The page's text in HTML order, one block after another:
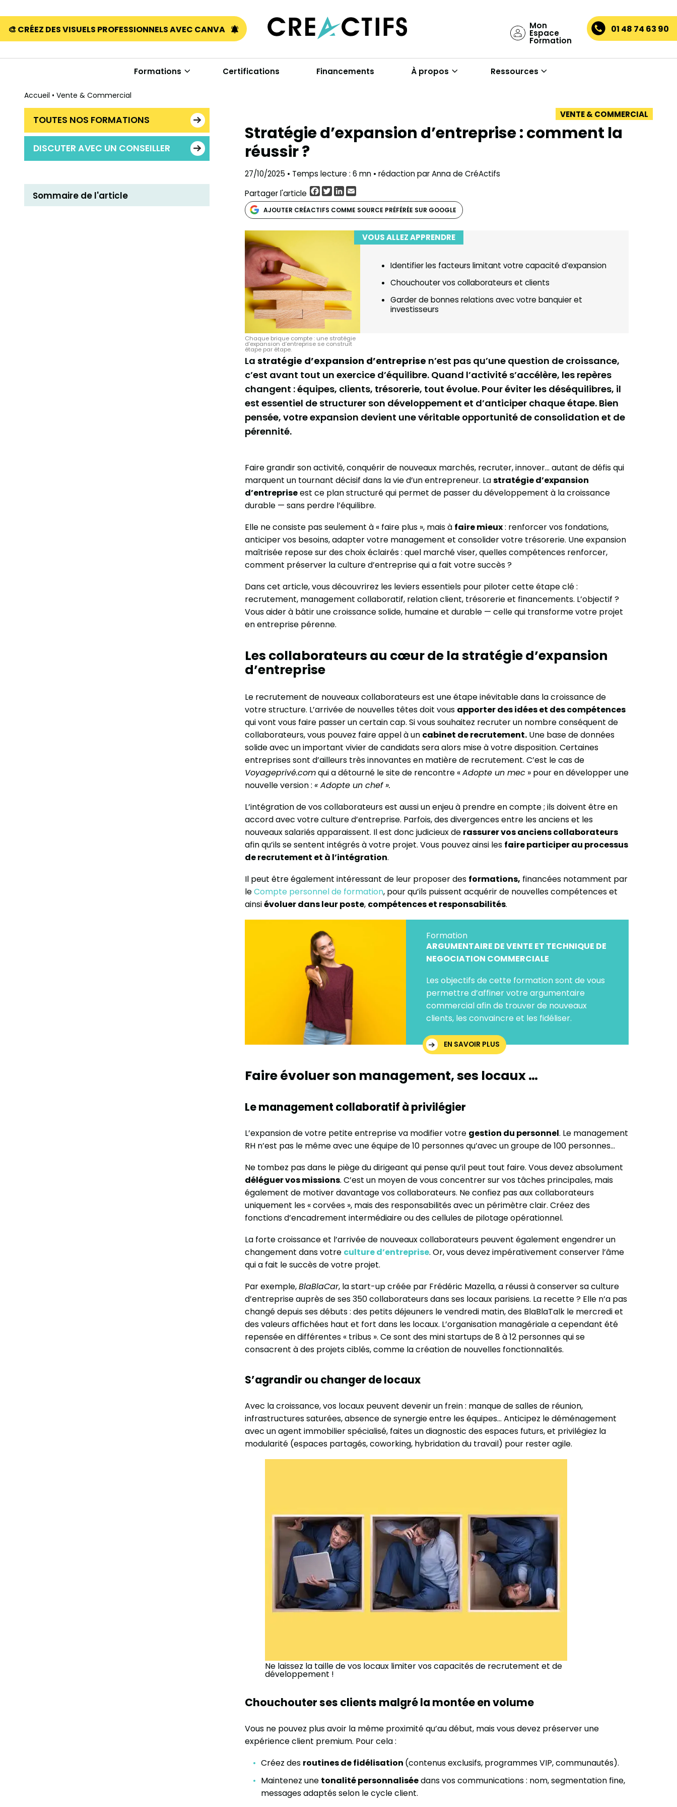
Mon
Espace
Formation
01 48 74 63 90
🎨 CRÉEZ DES VISUELS PROFESSIONNELS AVEC CANVA
Formations Certifications Financements À propos Ressources
Accueil • Vente & Commercial
TOUTES NOS FORMATIONS
DISCUTER AVEC UN CONSEILLER
Sommaire de l'article
Stratégie d’expansion d’entreprise : comment la
réussir ?
VENTE & COMMERCIAL
27/10/2025 • Temps lecture : 6 mn • rédaction par Anna de CréActifs
Partager l'article
Facebook
TwitterLinkedIn
AJOUTER CRÉACTIFS COMME SOURCE PRÉFÉRÉE SUR GOOGLE
Chaque brique compte : une stratégie
d’expansion d’entreprise se construit
étape par étape.
VOUS ALLEZ APPRENDRE
Identifier les facteurs limitant votre capacité d’expansion
Chouchouter vos collaborateurs et clients
Garder de bonnes relations avec votre banquier et
investisseurs
La stratégie d’expansion d’entreprise n’est pas qu’une question de croissance,
c’est avant tout un exercice d’équilibre. Quand l’activité s’accélère, les repères
changent : équipes, clients, trésorerie, tout évolue. Pour éviter les déséquilibres, il
est essentiel de structurer son développement et d’anticiper chaque étape. Bien
pensée, votre expansion devient une véritable opportunité de consolidation et de
pérennité.
Faire grandir son activité, conquérir de nouveaux marchés, recruter, innover… autant de défis qui
marquent un tournant décisif dans la vie d’un entrepreneur. Lastratégie d’expansion
d’entrepriseest ce plan structuré qui permet de passer du développement à la croissance
durable — sans perdre l’équilibre.
Elle ne consiste pas seulement à « faire plus », mais à faire mieux: renforcer vos fondations,
anticiper vos besoins, adapter votre management et consolider votre trésorerie. Une expansion
maîtrisée repose sur des choix éclairés : quel marché viser, quelles compétences renforcer,
comment préserver la culture d’entreprise qui a fait votre succès ?
Dans cet article, vous découvrirez les leviers essentiels pour piloter cette étape clé :
recrutement, management collaboratif, relation client, trésorerie et financements. L’objectif ?
Vous aider à bâtir une croissance solide, humaine et durable — celle qui transforme votre projet
en entreprise pérenne.
Les collaborateurs au cœur de la stratégie d’expansion
d’entreprise
Le recrutement de nouveaux collaborateurs est une étape inévitable dans la croissance de
votre structure. L’arrivée de nouvelles têtes doit vous apporter des idées et des compétences
qui vont vous faire passer un certain cap. Si vous souhaitez recruter un nombre conséquent de
collaborateurs, vous pouvez faire appel à un cabinet de recrutement. Une base de données
solide avec un important vivier de candidats sera alors mise à votre disposition. Certaines
entreprises sont d’ailleurs très innovantes en matière de recrutement. C’est le cas de
Voyageprivé.comqui a détourné le site de rencontre «Adopte un mec » pour en développer une
nouvelle version : « Adopte un chef ».
L’intégration de vos collaborateurs est aussi un enjeu à prendre en compte ; ils doivent être en
accord avec votre culture d’entreprise. Parfois, des divergences entre les anciens et les
nouveaux salariés apparaissent. Il est donc judicieux de rassurer vos anciens collaborateurs
afin qu’ils se sentent intégrés à votre projet. Vous pouvez ainsi les faire participer au processus
de recrutement et à l’intégration.
Il peut être également intéressant de leur proposer des formations, financées notamment par
leCompte personnel de formation, pour qu’ils puissent acquérir de nouvelles compétences et
ainsiévoluer dans leur poste, compétences et responsabilités.
Formation
ARGUMENTAIRE DE VENTE ET TECHNIQUE DE
NEGOCIATION COMMERCIALE
Les objectifs de cette formation sont de vous
permettre d’affiner votre argumentaire
commercial afin de trouver de nouveaux
clients, les convaincre et les fidéliser.
EN SAVOIR PLUS
Faire évoluer son management, ses locaux …
Le management collaboratif à privilégier
L’expansion de votre petite entreprise va modifier votre gestion du personnel. Le management
RH n’est pas le même avec une équipe de 10 personnes qu’avec un groupe de 100 personnes…
Ne tombez pas dans le piège du dirigeant qui pense qu’il peut tout faire. Vous devez absolument
déléguer vos missions. C’est un moyen de vous concentrer sur vos tâches principales, mais
également de motiver davantage vos collaborateurs. Ne confiez pas aux collaborateurs
uniquement les « corvées », mais des responsabilités avec un périmètre clair. Créez des
fonctions d’encadrement intermédiaire ou des cellules de pilotage opérationnel.
La forte croissance et l’arrivée de nouveaux collaborateurs peuvent également engendrer un
changement dans votre culture d’entreprise. Or, vous devez impérativement conserver l’âme
qui a fait le succès de votre projet.
Par exemple,BlaBlaCar, la start-up créée par Frédéric Mazella, a réussi à conserver sa culture
d’entreprise auprès de ses 350 collaborateurs dans ses locaux parisiens. La recette ? Elle n’a pas
changé depuis ses débuts : des petits déjeuners le vendredi matin, des BlaBlaTalk le mercredi et
des valeurs affichées haut et fort dans les locaux. L’organisation managériale a cependant été
repensée en différentes « tribus ». Ce sont des mini startups de 8 à 12 personnes qui se
consacrent à des projets ciblés, comme la création de nouvelles fonctionnalités.
S’agrandir ou changer de locaux
Avec la croissance, vos locaux peuvent devenir un frein : manque de salles de réunion,
infrastructures saturées, absence de synergie entre les équipes… Anticipez le déménagement
avec un agent immobilier spécialisé, faites un diagnostic des espaces futurs, et privilégiez la
modularité (espaces partagés, coworking, hybridation du travail) pour rester agile.
Ne laissez la taille de vos locaux limiter vos capacités de recrutement et de
développement !
Chouchouter ses clients malgré la montée en volume
Vous ne pouvez plus avoir la même proximité qu’au début, mais vous devez préserver une
expérience client premium. Pour cela :
Créez des routines de fidélisation (contenus exclusifs, programmes VIP, communautés).
Maintenez une tonalité personnaliséedans vos communications : nom, segmentation fine,
messages adaptés selon le cycle client.